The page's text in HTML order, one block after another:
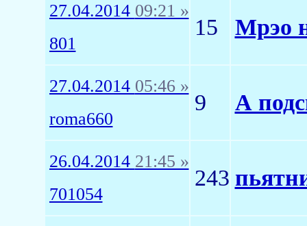
27.04.2014 09:21 »
801
15 Мрэо
27.04.2014 05:46 »
roma660
9 А
26.04.2014 21:45 »
701054
243